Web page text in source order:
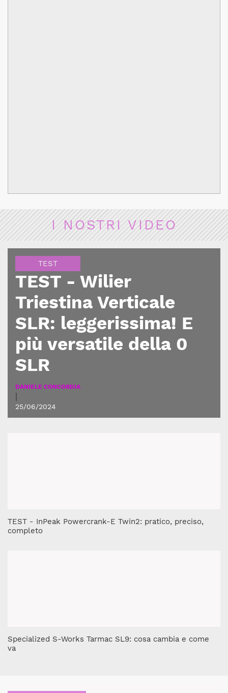
I NOSTRI VIDEO
TEST
TEST - Wilier
Triestina Verticale
SLR: leggerissima! E
più versatile della 0
SLR
DANIELE CONCORDIA
25/06/2024
TEST - InPeak Powercrank-E Twin2: pratico, preciso,
completo
Specialized S-Works Tarmac SL9: cosa cambia e come
va